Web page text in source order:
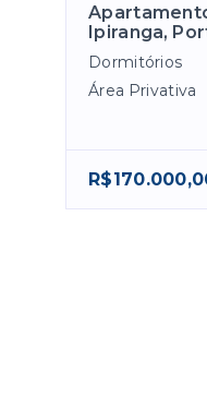
Ipiranga,
Dormitórios
Área Privativa